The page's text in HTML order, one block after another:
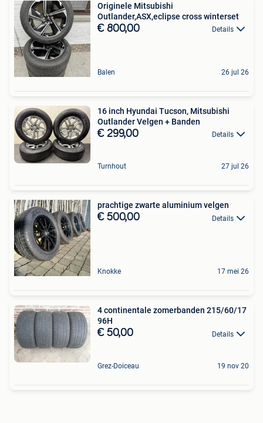
Originele Mitsubishi
Outlander,ASX,eclipse cross winterset
€ 800,00 Details
Balen 26 jul 26
16 inch Hyundai Tucson, Mitsubishi
Outlander Velgen + Banden
€ 299,00 Details
Turnhout 27 jul 26
prachtige zwarte aluminium velgen
€ 500,00 Details
Knokke 17 mei 26
4 continentale zomerbanden 215/60/17
96H
€ 50,00 Details
Grez-Doiceau 19 nov 20